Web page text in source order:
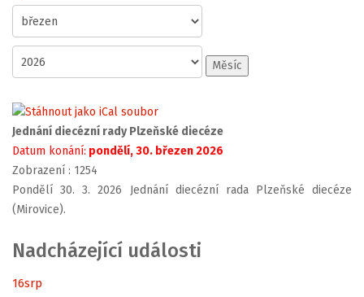
Měsíc
Jednání diecézní rady Plzeňské diecéze
Datum konání: pondělí, 30. březen 2026
Zobrazení : 1254
Pondělí 30. 3. 2026 Jednání diecézní rada Plzeňské diecéze
(Mirovice).
Nadcházející události
16srp